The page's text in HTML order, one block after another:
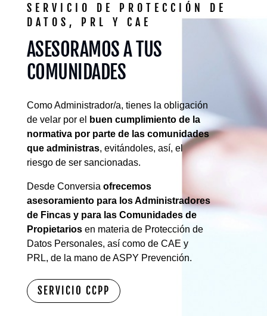
SERVICIO DE PROTECCIÓN DE
DATOS, PRL Y CAE
ASESORAMOS A TUS
COMUNIDADES
Como Administrador/a, tienes la obligación
de velar por el
buen cumplimiento de la
normativa por parte de las comunidades
que administras, evitándoles, así, el
riesgo de ser sancionadas.
Desde Conversia ofrecemos
asesoramiento para los Administradores
de Fincas y para las Comunidades de
Propietariosen materia de Protección de
Datos Personales, así como de CAE y
PRL, de la mano de ASPY Prevención.
SERVICIO CCPP